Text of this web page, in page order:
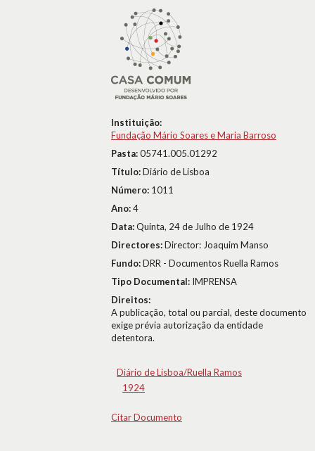
Instituição:
Fundação Mário Soares e Maria Barroso
Pasta:05741.005.01292
Título:Diário de Lisboa
Número: 1011
Ano:4
Data:Quinta, 24 de Julho de 1924
Directores:Director: Joaquim Manso
Fundo:DRR - Documentos Ruella Ramos
Tipo Documental: IMPRENSA
Direitos:
A publicação, total ou parcial, deste documento
exige prévia autorização da entidade
detentora.
Diário de Lisboa/Ruella Ramos
1924
Citar Documento